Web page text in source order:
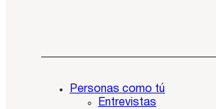
Personas como tú
Entrevistas